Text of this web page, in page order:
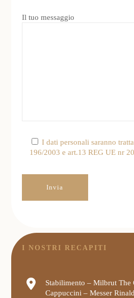
Il tuo messaggio
I dati personali saranno
196/2003 e art.13 REG UE nr
I NOSTRI RECAPITI
Stabilimento – Milbrut The
Cappuccini – Messer